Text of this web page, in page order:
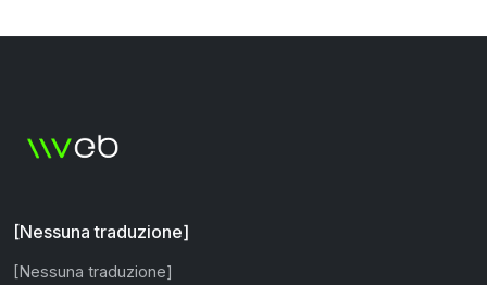
[Nessuna traduzione]
[Nessuna traduzione]